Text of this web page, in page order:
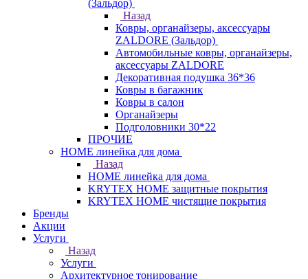
(Зальдор)
Назад
Ковры, органайзеры, аксессуары
ZALDORE (Зальдор)
Автомобильные ковры, органайзеры,
аксессуары ZALDORE
Декоративная подушка 36*36
Ковры в багажник
Ковры в салон
Органайзеры
Подголовники 30*22
ПРОЧИЕ
HOME линейка для дома
Назад
HOME линейка для дома
KRYTEX HOME защитные покрытия
KRYTEX HOME чистящие покрытия
Бренды
Акции
Услуги
Назад
Услуги
Архитектурное тонирование